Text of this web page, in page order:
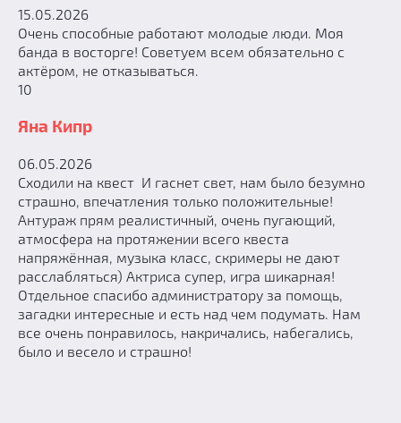
15.05.2026
Очень способные работают молодые люди. Моя
банда в восторге! Советуем всем обязательно с
актёром, не отказываться.
10
Яна Кипр
06.05.2026
Сходили на квест И гаснет свет, нам было безумно
страшно, впечатления только положительные!
Антураж прям реалистичный, очень пугающий,
атмосфера на протяжении всего квеста
напряжённая, музыка класс, скримеры не дают
расслабляться) Актриса супер, игра шикарная!
Отдельное спасибо администратору за помощь,
загадки интересные и есть над чем подумать. Нам
все очень понравилось, накричались, набегались,
было и весело и страшно!